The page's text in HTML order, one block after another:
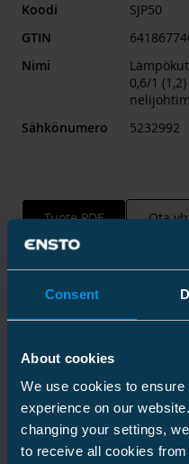
Consent
About cookies
We use cookies to
experience on our
changing your settings,
to receive all cookies
Koodi
SJP50
GTIN
Nimi
0,6/1
Sähkönumero
5232992
Tuote PDF Ota
Tekniset tiedot